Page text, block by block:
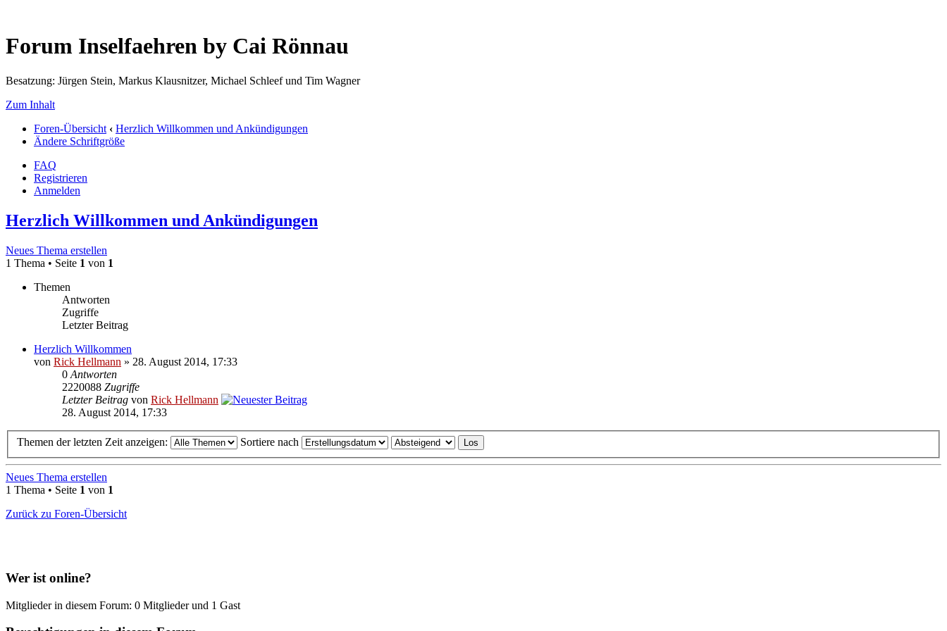
Forum Inselfaehren by Cai Rönnau
Besatzung: Jürgen Stein, Markus Klausnitzer, Michael Schleef und Tim Wagner
Zum Inhalt
Foren-Übersicht ‹ Herzlich Willkommen und Ankündigungen
Ändere Schriftgröße
FAQ
Registrieren
Anmelden
Herzlich Willkommen und Ankündigungen
Neues Thema erstellen
1 Thema • Seite 1 von 1
Themen
Antworten
Zugriffe
Letzter Beitrag
Herzlich Willkommen
von Rick Hellmann » 28. August 2014, 17:33
0 Antworten
2220088 Zugriffe
Letzter Beitrag von Rick Hellmann
28. August 2014, 17:33
Themen der letzten Zeit anzeigen: Sortiere nach
Neues Thema erstellen
1 Thema • Seite 1 von 1
Zurück zu Foren-Übersicht
Wer ist online?
Mitglieder in diesem Forum: 0 Mitglieder und 1 Gast